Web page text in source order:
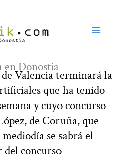
en Donostia
Valencia terminará la
que ha tenido
y cuyo concurso
de Coruña, que
se sabrá el
del concurso